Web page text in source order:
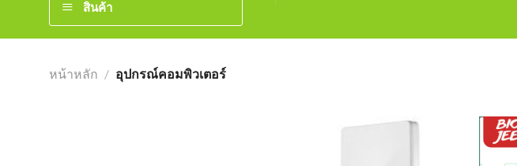
สินค้า
หน้าหลัก / อุปกรณ์คอมพิวเตอร์